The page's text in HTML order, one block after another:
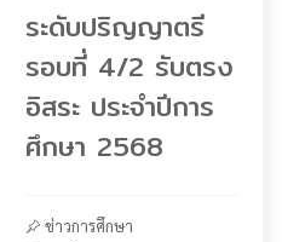
ระดับปริญญาตรี
รอบที่ 4/2 รับตรง
อิสระ ประจำปีการ
ศึกษา 2568
ข่าวการศึกษา